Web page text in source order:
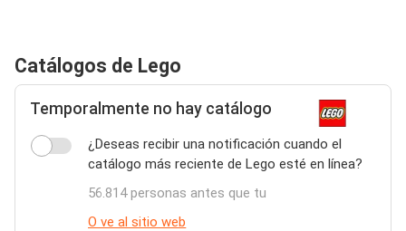
Catálogos de Lego
Temporalmente no hay catálogo
¿Deseas recibir una notificación cuando el
catálogo más reciente de Lego esté en línea?
56.814 personas antes que tu
O ve al sitio web